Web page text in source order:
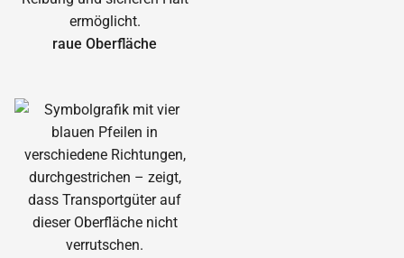
raue Oberfläche